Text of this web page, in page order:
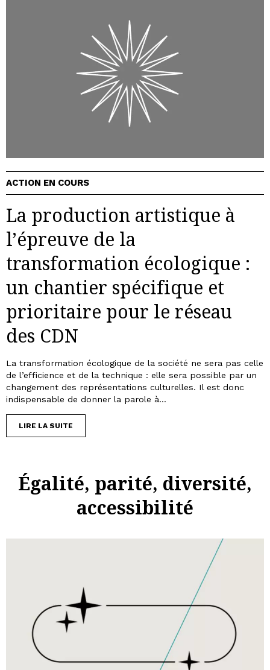
ACTION EN COURS
La production artistique à
l’épreuve de la
transformation écologique :
un chantier spécifique et
prioritaire pour le réseau
des CDN
La transformation écologique de la société ne sera pas celle
de l’efficience et de la technique : elle sera possible par un
changement des représentations culturelles. Il est donc
indispensable de donner la parole à...
LIRE LA SUITE
Égalité, parité, diversité,
accessibilité